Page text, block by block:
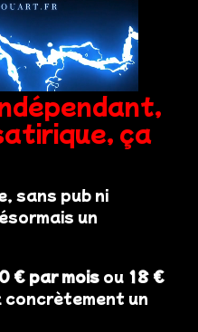
ça
sans pub ni
un
€ par mois ou 18 €
concrètement un